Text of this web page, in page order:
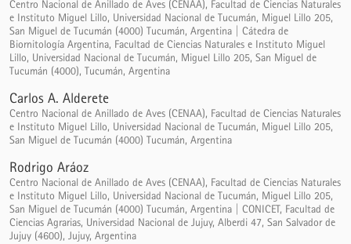
Centro Nacional de Anillado de Aves (CENAA), Facultad de Ciencias Naturales
e Instituto Miguel Lillo, Universidad Nacional de Tucumán, Miguel Lillo 205,
San Miguel de Tucumán (4000) Tucumán, Argentina | Cátedra de
Biornitología Argentina, Facultad de Ciencias Naturales e Instituto Miguel
Lillo, Universidad Nacional de Tucumán, Miguel Lillo 205, San Miguel de
Tucumán (4000), Tucumán, Argentina
Carlos A. Alderete
Centro Nacional de Anillado de Aves (CENAA), Facultad de Ciencias Naturales
e Instituto Miguel Lillo, Universidad Nacional de Tucumán, Miguel Lillo 205,
San Miguel de Tucumán (4000) Tucumán, Argentina
Rodrigo Aráoz
Centro Nacional de Anillado de Aves (CENAA), Facultad de Ciencias Naturales
e Instituto Miguel Lillo, Universidad Nacional de Tucumán, Miguel Lillo 205,
San Miguel de Tucumán (4000) Tucumán, Argentina | CONICET, Facultad de
Ciencias Agrarias, Universidad Nacional de Jujuy, Alberdi 47, San Salvador de
Jujuy (4600), Jujuy, Argentina